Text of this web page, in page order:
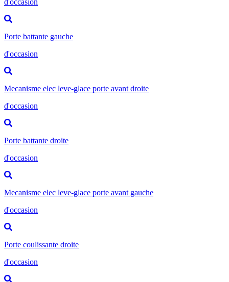
Porte battante gauche
d'occasion
Mecanisme elec leve-glace porte avant droite
d'occasion
Porte battante droite
d'occasion
Mecanisme elec leve-glace porte avant gauche
d'occasion
Porte coulissante droite
d'occasion